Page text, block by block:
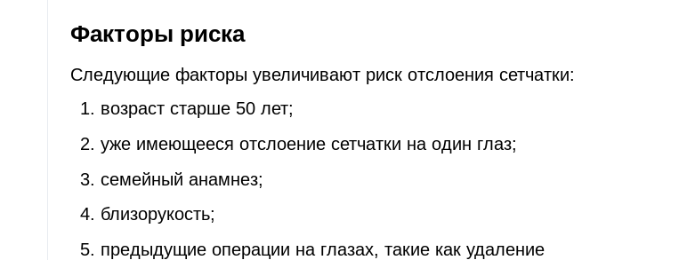
Факторы риска
Следующие факторы увеличивают риск отслоения сетчатки:
возраст старше 50 лет;
уже имеющееся отслоение сетчатки на один глаз;
семейный анамнез;
близорукость;
предыдущие операции на глазах, такие как удаление